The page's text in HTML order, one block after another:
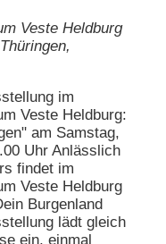
Veste Heldburg
im
Veste Heldburg:
am Samstag,
Uhr Anlässlich
findet im
Veste Heldburg
Burgenland
lädt gleich
ein, einmal